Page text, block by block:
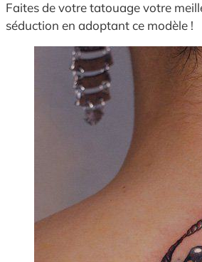
Faites de votre tatouage votre
séduction en adoptant ce modèle !